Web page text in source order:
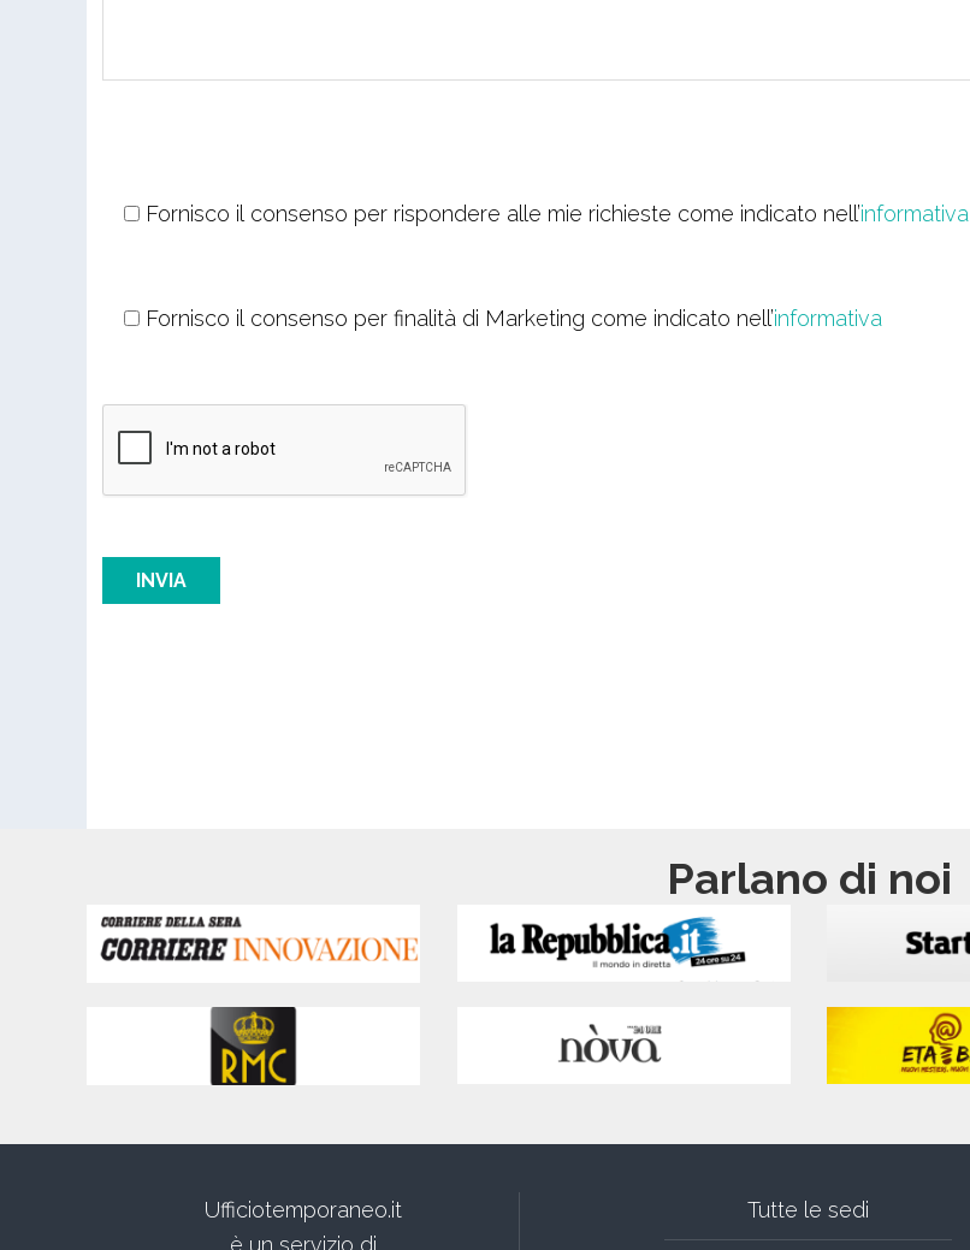
Fornisco il consenso per rispondere alle mie richieste come indicato nell’informativa
Fornisco il consenso per finalità di Marketing come indicato nell’informativa
Parlano di noi
Ufficiotemporaneo.it
Tutte le sedi